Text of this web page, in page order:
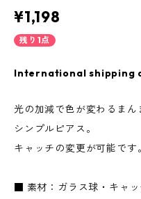
¥1,198
残り1点
International shipping
光の加減で色が変わるま
シンプルピアス。
キャッチの変更が可能です
■ 素材：ガラス球・キャ